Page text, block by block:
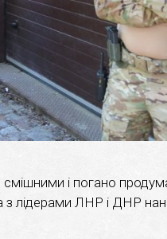
і погано
з лідерами ЛНР і ДНР